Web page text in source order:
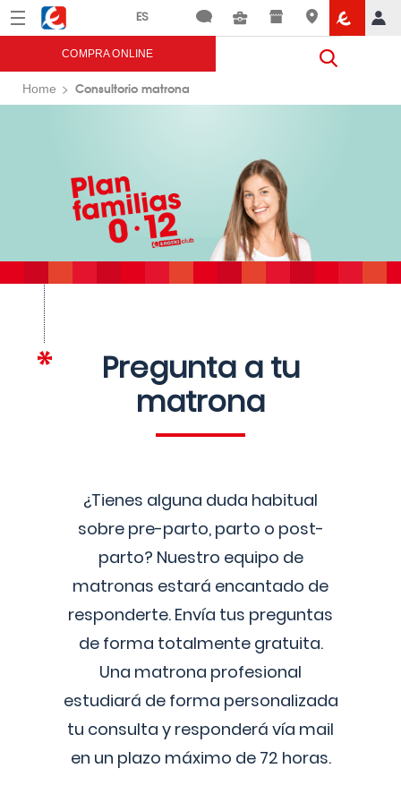
Menú Eroski
COMPRA ONLINE
Home Consultorio matrona
Pregunta a tu
matrona
¿Tienes alguna duda habitual
sobre pre-parto, parto o post-
parto? Nuestro equipo de
matronas estará encantado de
responderte. Envía tus preguntas
de forma totalmente gratuita.
Una matrona profesional
estudiará de forma personalizada
tu consulta y responderá vía mail
en un plazo máximo de 72 horas.